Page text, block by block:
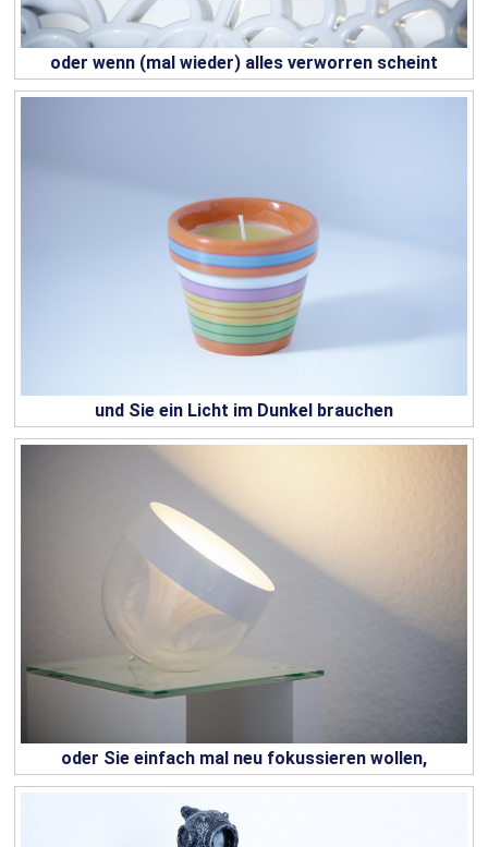
oder wenn (mal wieder) alles verworren scheint
und Sie ein Licht im Dunkel brauchen
oder Sie einfach mal neu fokussieren wollen,